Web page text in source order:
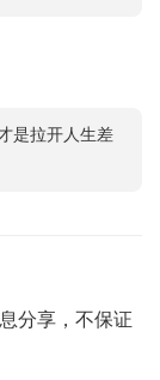
是拉开人生差
分享，不保证